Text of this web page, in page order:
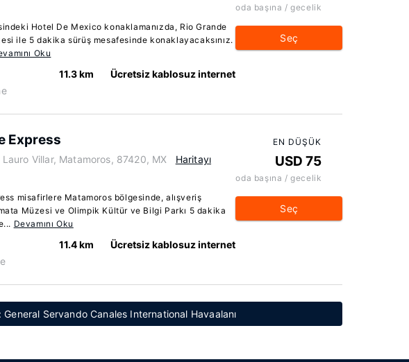
Hotel De Mexico konaklamanızda, Rio Grande
ile 5 dakika sürüş mesafesinde konaklayacaksınız.
Oku
11.3 km Ücretsiz kablosuz internet
oda başına / gecelik
Seç
Express
Villar, Matamoros, 87420, MX
Haritayı
misafirlere Matamoros bölgesinde, alışveriş
Müzesi ve Olimpik Kültür ve Bilgi Parkı 5 dakika
Devamını Oku
11.4 km Ücretsiz kablosuz internet
EN DÜŞÜK
USD 75
oda başına / gecelik
Seç
General Servando Canales International Havaalanı